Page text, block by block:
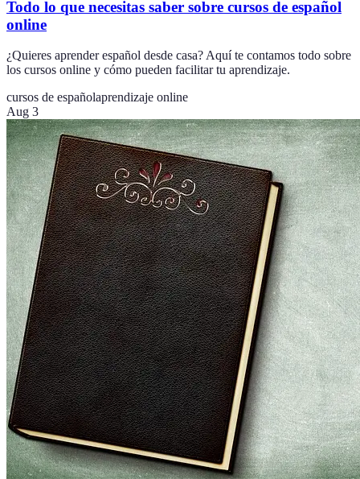
Todo lo que necesitas saber sobre cursos de español
online
¿Quieres aprender español desde casa? Aquí te contamos todo sobre
los cursos online y cómo pueden facilitar tu aprendizaje.
cursos de españolaprendizaje online
Aug 3